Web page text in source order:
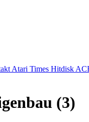
Atari Times Hitdisk
(3)